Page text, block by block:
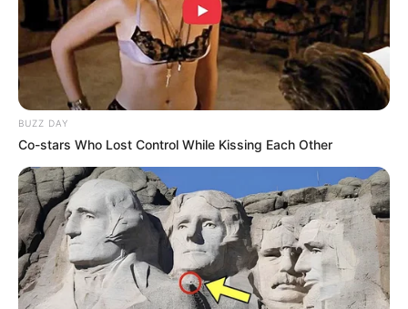
BUZZ DAY
Co-stars Who Lost Control While Kissing Each Other